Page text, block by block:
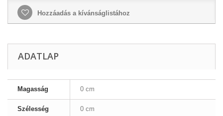
Hozzáadás a kívánságlistához
ADATLAP
Magasság 0 cm
Szélesség 0 cm